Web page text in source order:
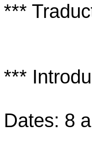
***
***
Dates: 8